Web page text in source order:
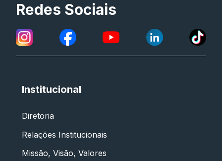
Redes Sociais
Institucional
Diretoria
Relações Institucionais
Missão, Visão, Valores